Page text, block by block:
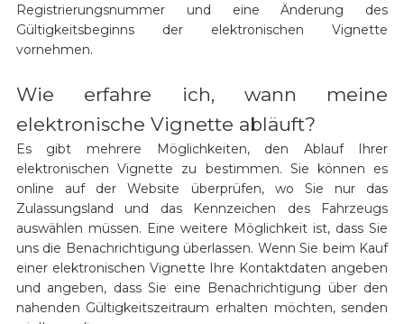
Registrierungsnummer und eine Änderung des
Gültigkeitsbeginns der elektronischen Vignette
vornehmen.
Wie erfahre ich, wann meine
elektronische Vignette abläuft?
Es gibt mehrere Möglichkeiten, den Ablauf Ihrer
elektronischen Vignette zu bestimmen. Sie können es
online auf der Website überprüfen, wo Sie nur das
Zulassungsland und das Kennzeichen des Fahrzeugs
auswählen müssen. Eine weitere Möglichkeit ist, dass Sie
uns die Benachrichtigung überlassen. Wenn Sie beim Kauf
einer elektronischen Vignette Ihre Kontaktdaten angeben
und angeben, dass Sie eine Benachrichtigung über den
nahenden Gültigkeitszeitraum erhalten möchten, senden